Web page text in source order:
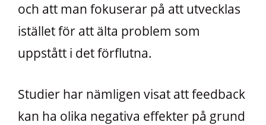
och att man fokuserar på att utvecklas
istället för att älta problem som
uppstått i det förflutna.
Studier har nämligen visat att feedback
kan ha olika negativa effekter på grund